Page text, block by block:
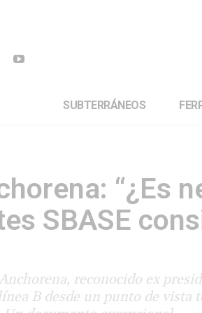
SUBTERRÁNEOS
“¿Es
SBASE
reconocido ex
B desde un punto de